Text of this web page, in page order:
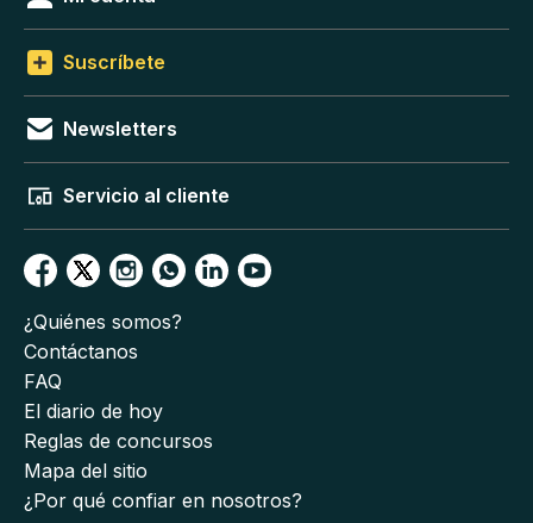
Suscríbete
Newsletters
Servicio al cliente
¿Quiénes somos?
Contáctanos
FAQ
El diario de hoy
Reglas de concursos
Mapa del sitio
¿Por qué confiar en nosotros?